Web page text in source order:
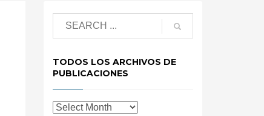
TODOS LOS ARCHIVOS DE
PUBLICACIONES